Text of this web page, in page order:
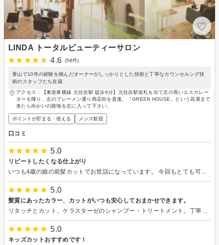
LINDA トータルビューティーサロン
4.6
(58件)
青山で10年の経験を積んだオーナーがしっかりとした技術と丁寧なカウンセルング技
術のスタッフたち在籍
アクセス：【東急東横線 元住吉駅 徒歩6分】元住吉駅改札を出て左の長いエスカレー
ターを降り、左のブレーメン通り商店街を直進。「GREEN HOUSE」という花屋まで
来たら向かいの路地を左に入って下さい。
ポイントが貯まる・使える メンズ歓迎
口コミ
5.0
リピートしたくなる仕上がり
いつも4歳の娘の前髪カットでお世話になっています。 今回もとても可愛く仕上げていただき、「今日も素敵にしてもらった！またお姉さんに切ってもらいたい♡」と喜んでいました♪ いつも安心してお任せできます。またよろしくお願いします！
5.0
髪質にあったカラー、カットがいつも安心しておまかせできます。
5.0
キッズカットおすすめです！